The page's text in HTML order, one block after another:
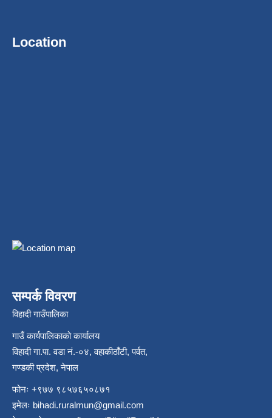
Location
सम्पर्क विवरण
विहादी गाउँपालिका
गाउँ कार्यपालिकाको कार्यालय
विहादी गा.पा. वडा नं.-०४, वहाकीठाँटी, पर्वत,
गण्डकी प्रदेश, नेपाल
फोनः +९७७ ९८५७६५०८७१
इमेलः bihadi.ruralmun@gmail.com